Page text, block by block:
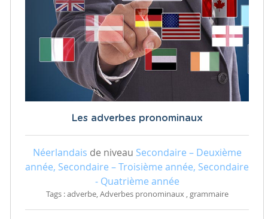
Les adverbes pronominaux
Néerlandais de niveau Secondaire – Deuxième
année, Secondaire – Troisième année, Secondaire
- Quatrième année
Tags : adverbe, Adverbes pronominaux , grammaire